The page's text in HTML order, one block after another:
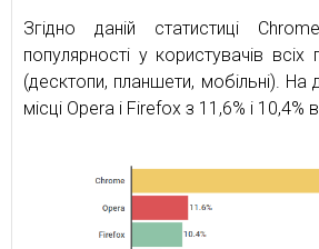
Згідно даній статистиці
популярності у користувачів всіх
(десктопи, планшети, мобільні). На
місці Opera і Firefox з 11,6% і 10,4%